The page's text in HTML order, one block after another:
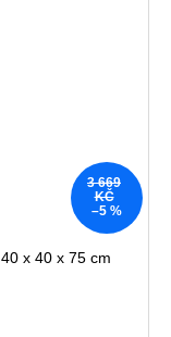
3 669
KČ
–5 %
x 40 x 75 cm